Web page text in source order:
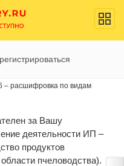
– расшифровка по видам
за Вашу
деятельности ИП –
продуктов
пчеловодства).